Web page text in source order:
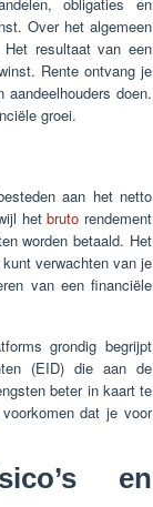
Over het algemeen
resultaat van een
Rente ontvang je
doen.
groei.
aan het netto
hetbruto rendement
worden betaald. Het
verwachten van je
van een financiële
grondig begrijpt
(EID) die aan de
beter in kaart te
dat je voor
en